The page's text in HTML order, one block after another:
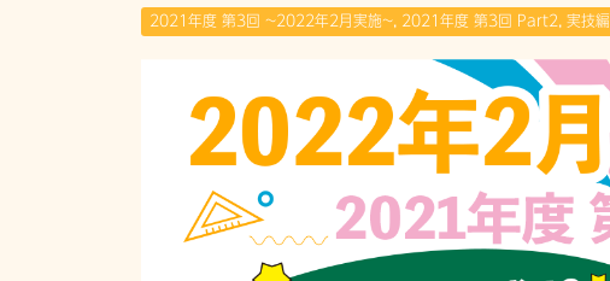
2021年度 第3回 ~2022年2月実施~, 2021年度 第3回 Part2, 実技編